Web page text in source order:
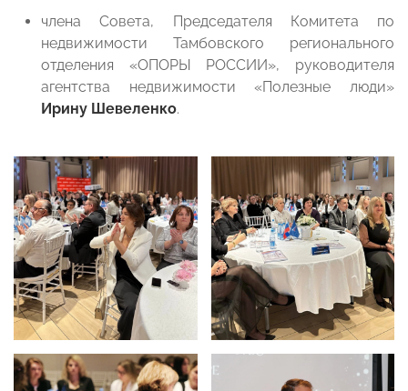
члена Совета, Председателя Комитета по
недвижимости Тамбовского регионального
отделения «ОПОРЫ РОССИИ», руководителя
агентства недвижимости «Полезные люди»
Ирину Шевеленко.